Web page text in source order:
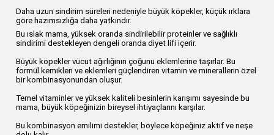
Daha uzun sindirim süreleri nedeniyle büyük köpekler, küçük ırklara
göre hazımsızlığa daha yatkındır.
Bu ıslak mama, yüksek oranda sindirilebilir proteinler ve sağlıklı
sindirimi destekleyen dengeli oranda diyet lifi içerir.
Büyük köpekler vücut ağırlığının çoğunu eklemlerine taşırlar. Bu
formül kemikleri ve eklemleri güçlendiren vitamin ve minerallerin özel
bir kombinasyonundan oluşur.
Temel vitaminler ve yüksek kaliteli besinlerin karışımı sayesinde bu
mama, büyük köpeğinizin bireysel ihtiyaçlarını karşılar.
Bu kombinasyon emilimi destekler, böylece köpeğiniz aktif ve neşe